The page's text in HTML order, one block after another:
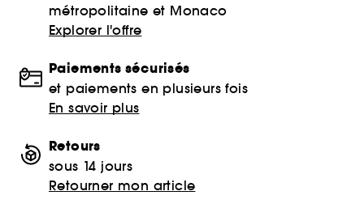
métropolitaine et Monaco
Explorer l'offre
Paiements sécurisés
et paiements en plusieurs fois
En savoir plus
Retours
sous 14 jours
Retourner mon article